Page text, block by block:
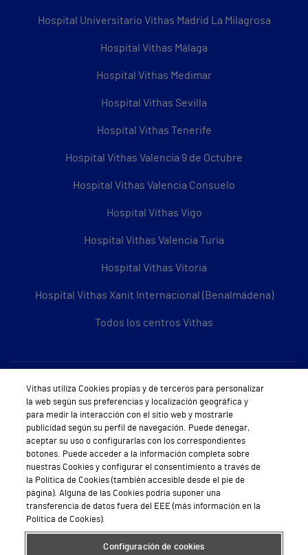
Hospital Universitario Vithas Madrid La Milagrosa
Hospital Vithas Málaga
Hospital Vithas Medimar
Hospital Vithas Sevilla
Hospital Vithas Tenerife
Hospital Vithas Valencia 9 de Octubre
Hospital Vithas Valencia Consuelo
Hospital Vithas Vigo
Hospital Vithas Valencia Turia
Hospital Vithas Vitoria
Hospital Vithas Xanit Internacional (Benalmádena)
Todos los centros Vithas
Sobre Vithas
Quiénes somos
Trabajar en Vithas
Teléfono Cita Médica
Teléfono Atención al Cliente
Política de seguridad y salud en el trabajo
Conoce a Supervita
Vithas utiliza Cookies propias y de terceros para personalizar
la web según sus preferencias y localización geográfica y
para medir la interacción con el sitio web y mostrarle
publicidad según su perfil de navegación. Puede denegar,
aceptar su uso o configurarlas con los correspondientes
botones. Puede acceder a la información completa sobre
nuestras Cookies y configurar el consentimiento a través de
la Política de Cookies (también accesible desde el pie de
página). Alguna de las Cookies podría suponer una
transferencia de datos fuera del EEE (más información en la
Política de Cookies).
Configuración de cookies